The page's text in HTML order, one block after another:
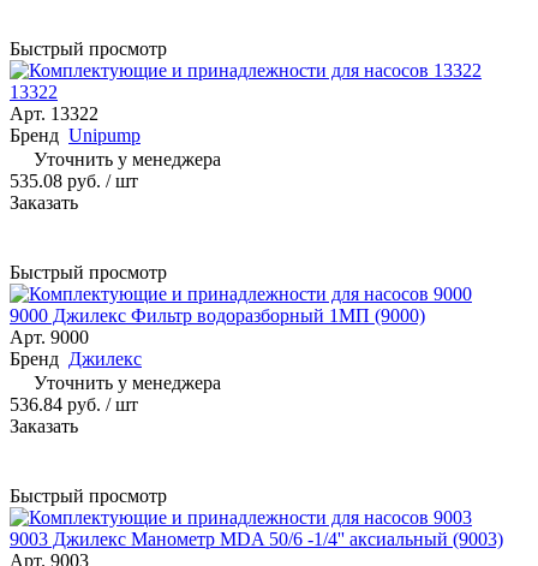
Быстрый просмотр
13322
Арт. 13322
Бренд Unipump
Уточнить у менеджера
535.08 руб. / шт
Заказать
Быстрый просмотр
9000 Джилекс Фильтр водоразборный 1МП (9000)
Арт. 9000
Бренд Джилекс
Уточнить у менеджера
536.84 руб. / шт
Заказать
Быстрый просмотр
9003 Джилекс Манометр МDA 50/6 -1/4'' аксиальный (9003)
Арт. 9003